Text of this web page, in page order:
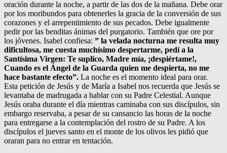
oración durante la noche, a partir de las dos de la mañana. Debe orar
por los moribundos para obtenerles la gracia de la conversión de sus
corazones y el arrepentimiento de sus pecados. Debe igualmente
pedir por las benditas ánimas del purgatorio. También que ore por
los jóvenes. Isabel confiesa: ” la velada nocturna me resulta muy
dificultosa, me cuesta muchísimo despertarme, pedí a la
Santísima Virgen: Te suplico, Madre mía, ¡despiértame!,
Cuando es el Ángel de la Guarda quien me despierta, no me
hace bastante efecto”. La noche es el momento ideal para orar.
Esta petición de Jesús y de María a Isabel nos recuerda que Jesús se
levantaba de madrugada a hablar con su Padre Celestial. Aunque
Jesús oraba durante el día mientras caminaba con sus discípulos, sin
embargo reservaba, a pesar de su cansancio las horas de la noche
para entregarse a la contemplación del rostro de su Padre. A los
discípulos el jueves santo en el monte de los olivos les pidió que
oraran para no entrar en tentación.